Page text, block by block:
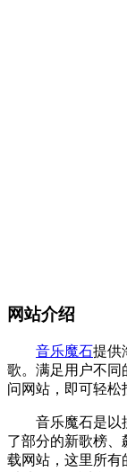
网站介绍
音乐魔石提供
歌。满足用户不同
问网站，即可轻松
音乐魔石是以搜
了部分的新歌榜
载网站，这里所有